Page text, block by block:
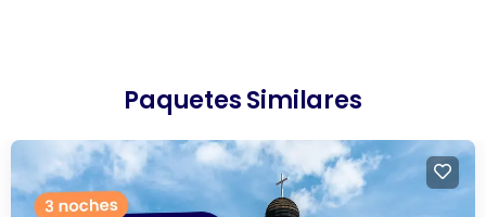
Paquetes Similares